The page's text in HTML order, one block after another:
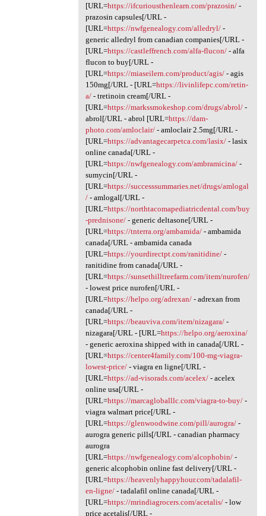
[URL=https://ifcuriousthenlearn.com/prazosin/-
prazosin capsules[/URL -
[URL=https://nwfgenealogy.com/alledryl/-
generic alledryl from canadian companies[/URL -
[URL=https://castleffrench.com/alfa-flucon/- alfa
flucon to buy[/URL -
[URL=https://miaseilern.com/product/agis/- agis
150mg[/URL - [URL=https://livinlifepc.com/retin-
a/- tretinoin cream[/URL -
[URL=https://markssmokeshop.com/drugs/abrol/-
abrol[/URL - abrol [URL=https://dam-
photo.com/amloclair/- amloclair 2.5mg[/URL -
[URL=https://advantagecarpetca.com/lasix/- lasix
online canada[/URL -
[URL=https://nwfgenealogy.com/ambramicina/-
sumycin[/URL -
[URL=https://successsummaries.net/drugs/amlogal
/- amlogal[/URL -
[URL=https://northtacomapediatricdental.com/buy
-prednisone/- generic deltasone[/URL -
[URL=https://tnterra.org/ambamida/- ambamida
canada[/URL - ambamida canada
[URL=https://yourdirectpt.com/ranitidine/-
ranitidine from canada[/URL -
[URL=https://sunsethilltreefarm.com/item/nurofen/
- lowest price nurofen[/URL -
[URL=https://helpo.org/adrexan/- adrexan from
canada[/URL -
[URL=https://beauviva.com/item/nizagara/-
nizagara[/URL - [URL=https://helpo.org/aeroxina/
- generic aeroxina shipped with in canada[/URL -
[URL=https://center4family.com/100-mg-viagra-
lowest-price/- viagra en ligne[/URL -
[URL=https://ad-visorads.com/acelex/- acelex
online usa[/URL -
[URL=https://marcagloballlc.com/viagra-to-buy/-
viagra walmart price[/URL -
[URL=https://glenwoodwine.com/pill/aurogra/-
aurogra generic pills[/URL - canadian pharmacy
aurogra
[URL=https://nwfgenealogy.com/alcophobin/-
generic alcophobin online fast delivery[/URL -
[URL=https://heavenlyhappyhour.com/tadalafil-
en-ligne/- tadalafil online canada[/URL -
[URL=https://mrindiagrocers.com/acetalis/- low
price acetalis[/URL -